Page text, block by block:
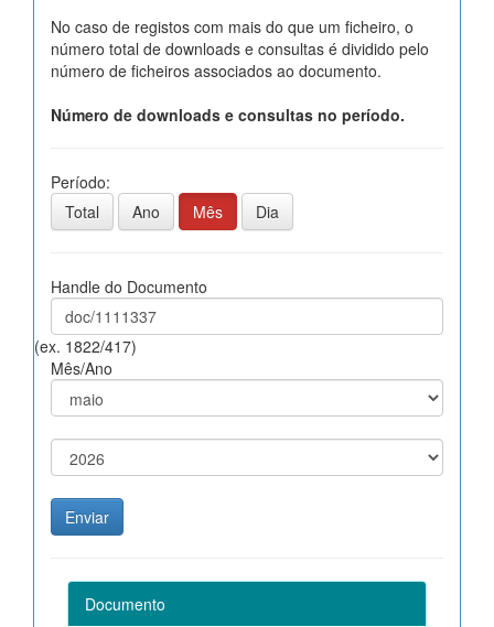
No caso de registos com mais do que um ficheiro, o
número total de downloads e consultas é dividido pelo
número de ficheiros associados ao documento.
Número de downloads e consultas no período.
Período:
Total
Ano Mês Dia
Handle do Documento
(ex. 1822/417)
Mês/Ano
Documento